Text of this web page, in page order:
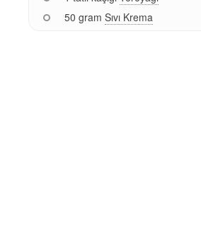
50 gram Sıvı Krema